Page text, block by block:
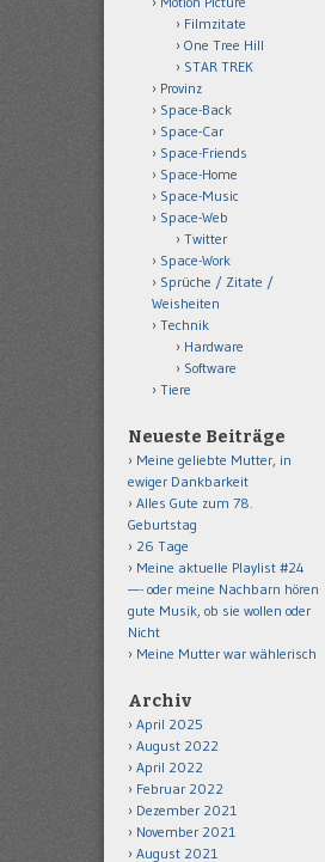
Filmzitate
One Tree Hill
STAR TREK
Provinz
Space-Back
Space-Car
Space-Friends
Space-Home
Space-Music
Space-Web
Twitter
Space-Work
Sprüche / Zitate /
Weisheiten
Technik
Hardware
Software
Tiere
Neueste Beiträge
Meine geliebte Mutter, in
ewiger Dankbarkeit
Alles Gute zum 78.
Geburtstag
26 Tage
Meine aktuelle Playlist #24
—- oder meine Nachbarn hören
gute Musik, ob sie wollen oder
Nicht
Meine Mutter war wählerisch
Archiv
April 2025
August 2022
April 2022
Februar 2022
Dezember 2021
November 2021
August 2021